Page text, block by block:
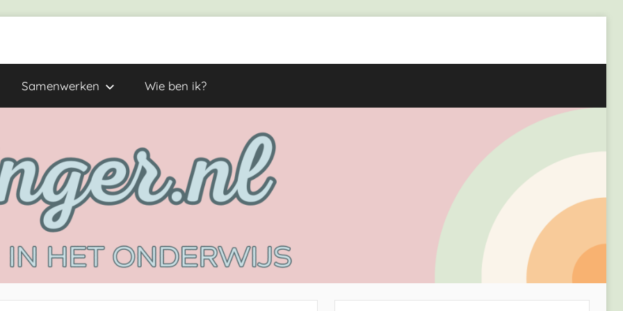
Samenwerken Wie ben ik?